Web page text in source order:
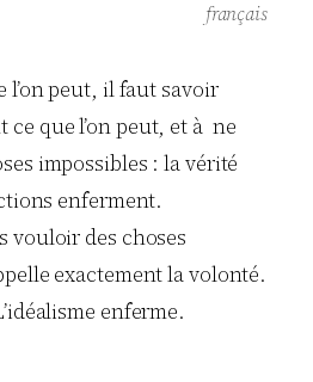
français
l’on peut, il faut savoir
que l’on peut, et à ne
impossibles : la vérité
enferment.
vouloir des choses
exactement la volonté.
enferme.